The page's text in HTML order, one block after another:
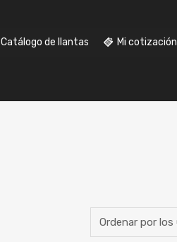
Mi cotización
Catálogo de llantas